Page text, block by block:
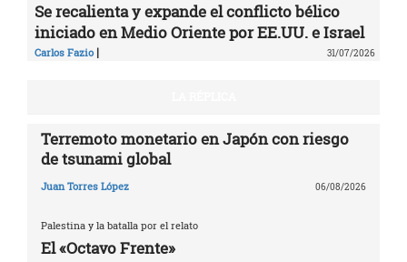
Se recalienta y expande el conflicto bélico
iniciado en Medio Oriente por EE.UU. e Israel
Carlos Fazio | 31/07/2026
Terremoto monetario en Japón con riesgo
de tsunami global
Juan Torres López 06/08/2026
Palestina y la batalla por el relato
El «Octavo Frente»